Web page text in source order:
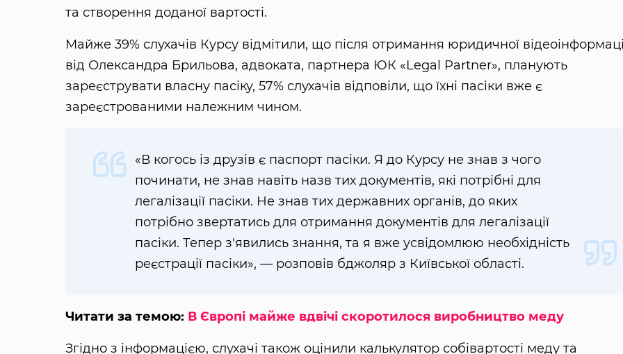
та створення доданої вартості.
Майже 39% слухачів Курсу відмітили, що після отримання юридичної
від Олександра Брильова, адвоката, партнера ЮК «Legal Partner», планують
зареєструвати власну пасіку, 57% слухачів відповіли, що їхні пасіки вже є
зареєстрованими належним чином.
«В когось із друзів є паспорт пасіки. Я до Курсу не знав з чого
починати, не знав навіть назв тих документів, які потрібні для
легалізації пасіки. Не знав тих державних органів, до яких
потрібно звертатись для отримання документів для легалізації
пасіки. Тепер з'явились знання, та я вже усвідомлюю необхідність
реєстрації пасіки», — розповів бджоляр з Київської області.
Читати за темою: В Європі майже вдвічі скоротилося виробництво меду
Згідно з інформацією, слухачі також оцінили калькулятор собівартості меду та